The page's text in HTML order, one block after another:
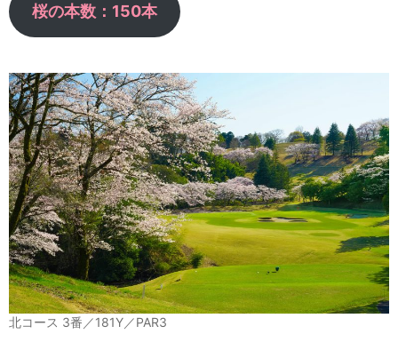
桜の本数：150本
北コース 3番／181Y／PAR3